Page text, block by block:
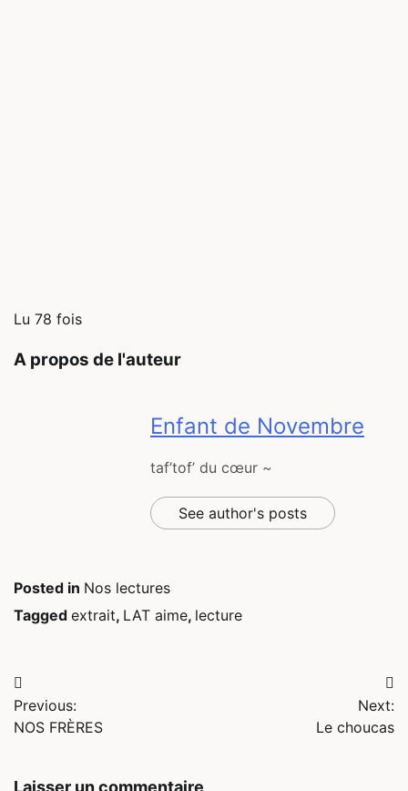
Lu 78 fois
A propos de l'auteur
Enfant de Novembre
taf’tof’ du cœur ~
See author's posts
Posted in Nos lectures
Tagged extrait, LAT aime, lecture
Navigation
de
Previous:
NOS FRÈRES
Next:
Le choucas
Laisser un commentaire